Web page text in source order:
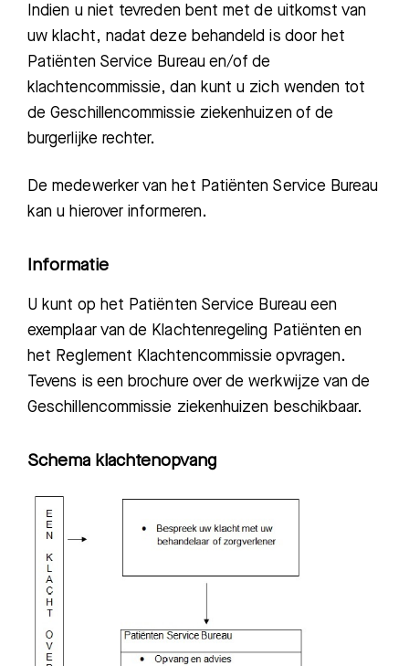
Indien u niet tevreden bent met de uitkomst van
uw klacht, nadat deze behandeld is door het
Patiënten Service Bureau en/of de
klachtencommissie, dan kunt u zich wenden tot
de Geschillencommissie ziekenhuizen of de
burgerlijke rechter.
De medewerker van het Patiënten Service Bureau
kan u hierover informeren.
Informatie
U kunt op het Patiënten Service Bureau een
exemplaar van de Klachtenregeling Patiënten en
het Reglement Klachtencommissie opvragen.
Tevens is een brochure over de werkwijze van de
Geschillencommissie ziekenhuizen beschikbaar.
Schema klachtenopvang